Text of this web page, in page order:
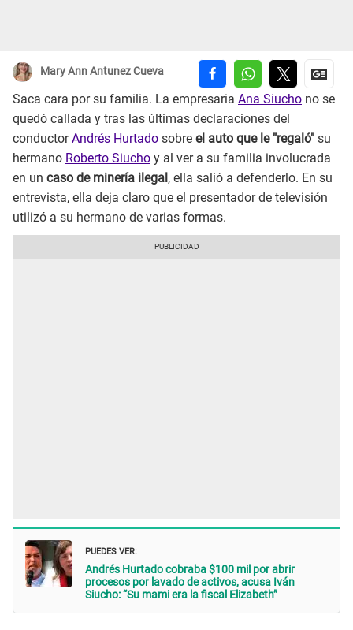
Mary Ann Antunez Cueva
Saca cara por su familia. La empresaria Ana Siucho no se
quedó callada y tras las últimas declaraciones del
conductorAndrés Hurtado sobre el auto que le "regaló" su
hermano Roberto Siucho y al ver a su familia involucrada
en un caso de minería ilegal , ella salió a defenderlo. En su
entrevista, ella deja claro que el presentador de televisión
utilizó a su hermano de varias formas.
PUEDES VER:
Andrés Hurtado cobraba $100 mil por abrir
procesos por lavado de activos, acusa Iván
Siucho: “Su mami era la fiscal Elizabeth”